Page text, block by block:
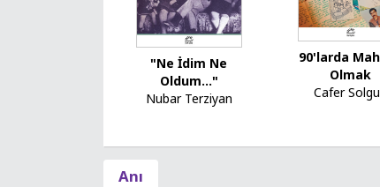
"Ne İdim Ne
Oldum..."
Nubar Terziyan
90'larda
Olmak
Cafer
Anı